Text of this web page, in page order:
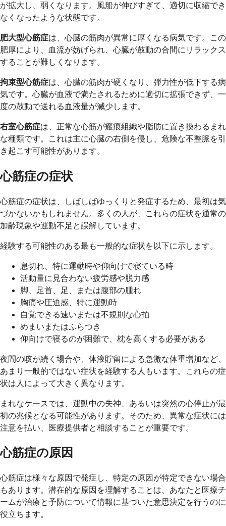
が拡大し、弱くなります。風船が伸びすぎて、適切に収縮でき
なくなったような状態です。
肥大型心筋症は、心臓の筋肉が異常に厚くなる病気です。この
肥厚により、血流が妨げられ、心臓が鼓動の合間にリラックス
することが難しくなります。
拘束型心筋症は、心臓の筋肉が硬くなり、弾力性が低下する病
気です。心臓が血液で満たされるために適切に拡張できず、一
度の鼓動で送れる血液量が減少します。
右室心筋症は、正常な心筋が瘢痕組織や脂肪に置き換わるまれ
な種類です。これは主に心臓の右側を侵し、危険な不整脈を引
き起こす可能性があります。
心筋症の症状
心筋症の症状は、しばしばゆっくりと発症するため、最初は気
づかないかもしれません。多くの人が、これらの症状を通常の
加齢現象や運動不足と誤解しています。
経験する可能性のある最も一般的な症状を以下に示します。
息切れ、特に運動時や仰向けで寝ている時
活動量に見合わない疲労感や脱力感
脚、足首、足、または腹部の腫れ
胸痛や圧迫感、特に運動時
自覚できる速いまたは不規則な心拍
めまいまたはふらつき
仰向けで寝るのが困難で、枕を高くする必要がある
夜間の咳が続く場合や、体液貯留による急激な体重増加など、
あまり一般的ではない症状を経験する人もいます。これらの症
状は人によって大きく異なります。
まれなケースでは、運動中の失神、あるいは突然の心停止が最
初の兆候となる可能性があります。そのため、異常な症状には
注意を払い、医療提供者と相談することが重要です。
心筋症の原因
心筋症は様々な原因で発症し、特定の原因が特定できない場合
もあります。潜在的な原因を理解することは、あなたと医療チ
ームが治療と予防について情報に基づいた意思決定を行うのに
役立ちます。